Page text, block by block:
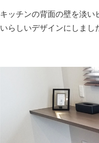
キッチンの背面の壁を淡い
いらしいデザインにしまし